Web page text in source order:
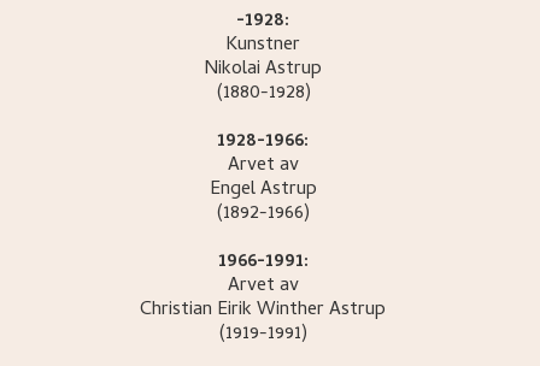
-1928:
Kunstner
NikolaiAstrup
(1880-1928)
1928-1966:
Arvet av
EngelAstrup
(1892-1966)
1966-1991:
Arvet av
Christian Eirik WintherAstrup
(1919-1991)